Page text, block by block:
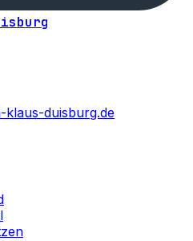
klaus-duisburg.de